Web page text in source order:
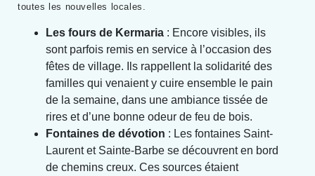
toutes les nouvelles locales.
Les fours de Kermaria : Encore visibles, ils
sont parfois remis en service à l’occasion des
fêtes de village. Ils rappellent la solidarité des
familles qui venaient y cuire ensemble le pain
de la semaine, dans une ambiance tissée de
rires et d’une bonne odeur de feu de bois.
Fontaines de dévotion : Les fontaines Saint-
Laurent et Sainte-Barbe se découvrent en bord
de chemins creux. Ces sources étaient